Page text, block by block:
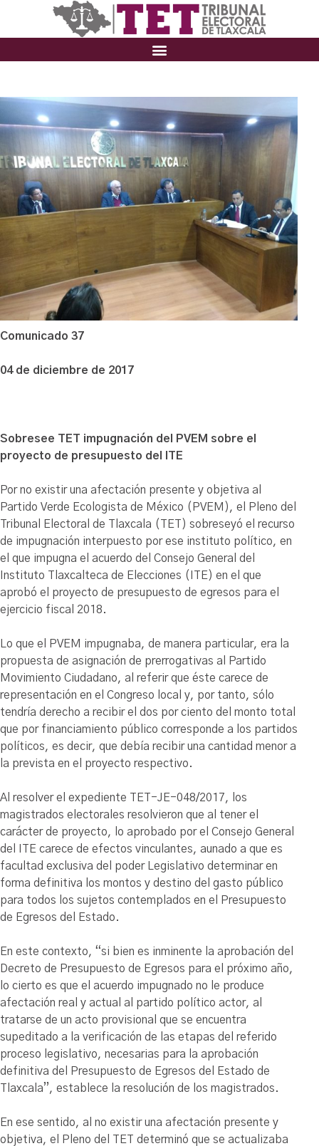
Comunicado 37
04 de diciembre de 2017
Sobresee TET impugnación del PVEM sobre el
proyecto de presupuesto del ITE
Por no existir una afectación presente y objetiva al
Partido Verde Ecologista de México (PVEM), el Pleno del
Tribunal Electoral de Tlaxcala (TET) sobreseyó el recurso
de impugnación interpuesto por ese instituto político, en
el que impugna el acuerdo del Consejo General del
Instituto Tlaxcalteca de Elecciones (ITE) en el que
aprobó el proyecto de presupuesto de egresos para el
ejercicio fiscal 2018.
Lo que el PVEM impugnaba, de manera particular, era la
propuesta de asignación de prerrogativas al Partido
Movimiento Ciudadano, al referir que éste carece de
representación en el Congreso local y, por tanto, sólo
tendría derecho a recibir el dos por ciento del monto total
que por financiamiento público corresponde a los partidos
políticos, es decir, que debía recibir una cantidad menor a
la prevista en el proyecto respectivo.
Al resolver el expediente TET-JE-048/2017, los
magistrados electorales resolvieron que al tener el
carácter de proyecto, lo aprobado por el Consejo General
del ITE carece de efectos vinculantes, aunado a que es
facultad exclusiva del poder Legislativo determinar en
forma definitiva los montos y destino del gasto público
para todos los sujetos contemplados en el Presupuesto
de Egresos del Estado.
En este contexto, “si bien es inminente la aprobación del
Decreto de Presupuesto de Egresos para el próximo año,
lo cierto es que el acuerdo impugnado no le produce
afectación real y actual al partido político actor, al
tratarse de un acto provisional que se encuentra
supeditado a la verificación de las etapas del referido
proceso legislativo, necesarias para la aprobación
definitiva del Presupuesto de Egresos del Estado de
Tlaxcala”, establece la resolución de los magistrados.
En ese sentido, al no existir una afectación presente y
objetiva, el Pleno del TET determinó que se actualizaba